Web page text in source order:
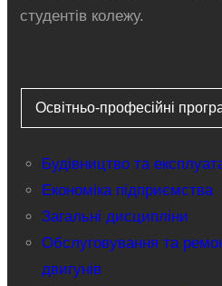
студентів колежу.
Освітньо-професійні
Будівництво та
Економіка підприємства
Загальні дисципліни
Обслуговування та
двигунів